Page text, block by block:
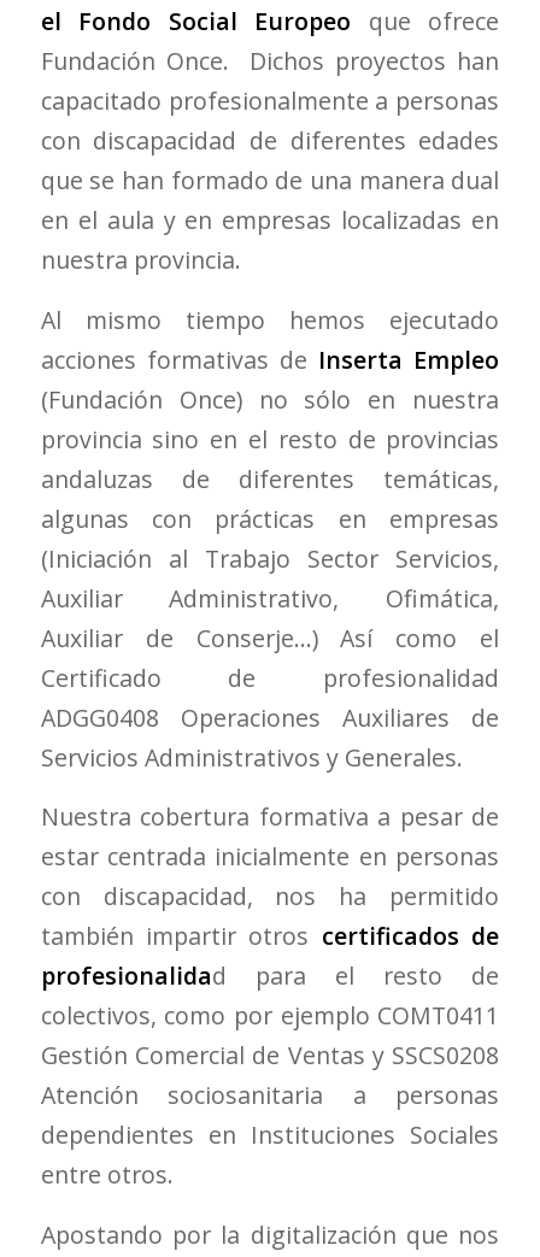
el Fondo Social Europeo que ofrece
Fundación Once. Dichos proyectos han
capacitado profesionalmente a personas
con discapacidad de diferentes edades
que se han formado de una manera dual
en el aula y en empresas localizadas en
nuestra provincia.
Al mismo tiempo hemos ejecutado
acciones formativas de Inserta Empleo
(Fundación Once) no sólo en nuestra
provincia sino en el resto de provincias
andaluzas de diferentes temáticas,
algunas con prácticas en empresas
(Iniciación al Trabajo Sector Servicios,
Auxiliar Administrativo, Ofimática,
Auxiliar de Conserje…) Así como el
Certificado de profesionalidad
ADGG0408 Operaciones Auxiliares de
Servicios Administrativos y Generales.
Nuestra cobertura formativa a pesar de
estar centrada inicialmente en personas
con discapacidad, nos ha permitido
también impartir otros certificados de
profesionalidad para el resto de
colectivos, como por ejemplo COMT0411
Gestión Comercial de Ventas y SSCS0208
Atención sociosanitaria a personas
dependientes en Instituciones Sociales
entre otros.
Apostando por la digitalización que nos